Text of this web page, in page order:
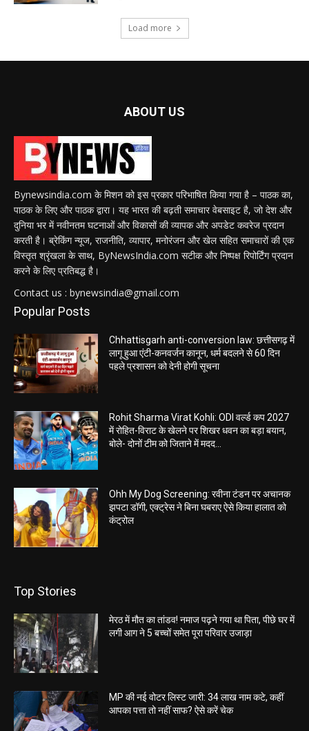
Load more
ABOUT US
Bynewsindia.com के मिशन को इस प्रकार परिभाषित किया गया है – पाठक का,
पाठक के लिए और पाठक द्वारा। यह भारत की बढ़ती समाचार वेबसाइट है, जो देश और
दुनिया भर में नवीनतम घटनाओं और विकासों की व्यापक और अपडेट कवरेज प्रदान
करती है। ब्रेकिंग न्यूज, राजनीति, व्यापार, मनोरंजन और खेल सहित समाचारों की एक
विस्तृत श्रृंखला के साथ, ByNewsIndia.com सटीक और निष्पक्ष रिपोर्टिंग प्रदान
करने के लिए प्रतिबद्ध है।
Contact us : bynewsindia@gmail.com
Popular Posts
Chhattisgarh anti-conversion law: छत्तीसगढ़ में
लागू हुआ एंटी-कनवर्जन कानून, धर्म बदलने से 60 दिन
पहले प्रशासन को देनी होगी सूचना
Rohit Sharma Virat Kohli: ODI वर्ल्ड कप 2027
में रोहित-विराट के खेलने पर शिखर धवन का बड़ा बयान,
बोले- दोनों टीम को जिताने में मदद...
Ohh My Dog Screening: रवीना टंडन पर अचानक
झपटा डॉगी, एक्ट्रेस ने बिना घबराए ऐसे किया हालात को
कंट्रोल
Top Stories
मेरठ में मौत का तांडव! नमाज पढ़ने गया था पिता, पीछे घर में
लगी आग ने 5 बच्चों समेत पूरा परिवार उजाड़ा
MP की नई वोटर लिस्ट जारी: 34 लाख नाम कटे, कहीं
आपका पत्ता तो नहीं साफ? ऐसे करें चेक